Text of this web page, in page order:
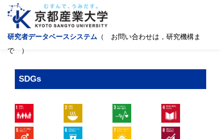
研究者データベースシステム （ お問い合わせは，研究機構ま
で ）
SDGs